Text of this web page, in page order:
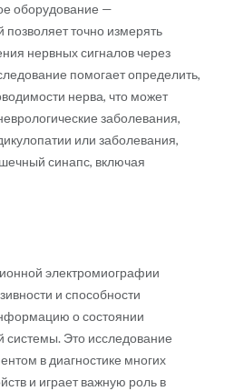
оборудование —
точно измерять
нервных сигналов через
помогает определить,
нерва, что может
заболевания,
или заболевания,
синапс, включая
электромиографии
и способности
о состоянии
системы. Это исследование
в диагностике многих
и играет важную роль в